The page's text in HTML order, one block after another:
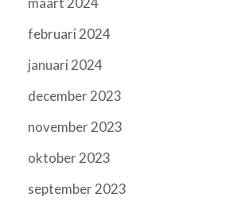
februari 2024
januari 2024
december 2023
november 2023
oktober 2023
september 2023